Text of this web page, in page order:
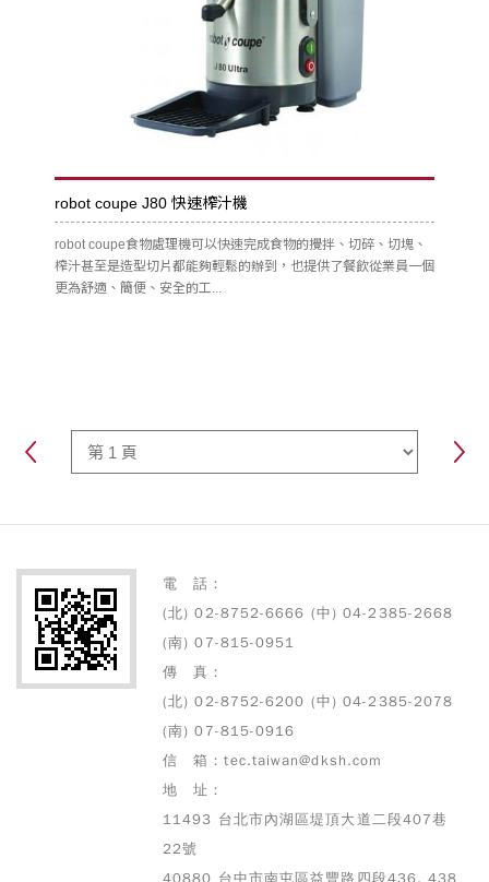
robot coupe J80 快速榨汁機
robot coupe食物處理機可以快速完成食物的攪拌、切碎、切塊、
榨汁甚至是造型切片都能夠輕鬆的辦到，也提供了餐飲從業員一個
更為舒適、簡便、安全的工...
電 話：
(北) 02-8752-6666 (中) 04-2385-2668
(南) 07-815-0951
傳 真：
(北) 02-8752-6200 (中) 04-2385-2078
(南) 07-815-0916
信 箱：tec.taiwan@dksh.com
地 址：
11493 台北市內湖區堤頂大道二段407巷
22號
40880 台中市南屯區益豐路四段436, 438